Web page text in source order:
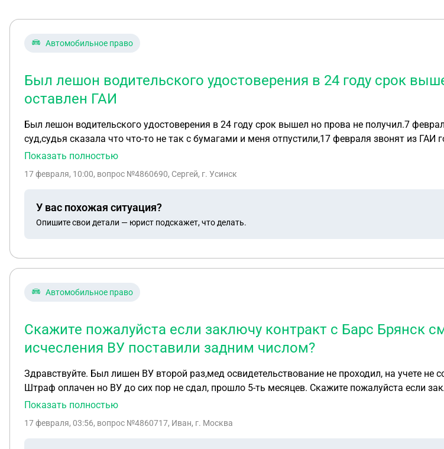
Автомобильное право
Был лешон водительского удостоверения в 24 году срок
оставлен ГАИ
Был лешон водительского удостоверения в 24 году срок вышел но прова не получил.7
суд,судья сказала что что-то не так с бумагами и меня отпустили,17 февраля звонят из
сроки вышли или какие мои действия
Показать полностью
17 февраля, 10:00, вопрос №4860690, Сергей, г. Усинск
У вас похожая ситуация?
Опишите свои детали — юрист подскажет, что делать.
Автомобильное право
Скажите пожалуйста если заключу контракт с Барс Брянск
исчесления ВУ поставили задним числом?
Здравствуйте. Был лишен ВУ второй раз,мед освидетельствование не проходил, на учете
Штраф оплачен но ВУ до сих пор не сдал, прошло 5-ть месяцев. Скажите пожалуйста если
срок исчесления ВУ поставили задним числом??
Показать полностью
17 февраля, 03:56, вопрос №4860717, Иван, г. Москва